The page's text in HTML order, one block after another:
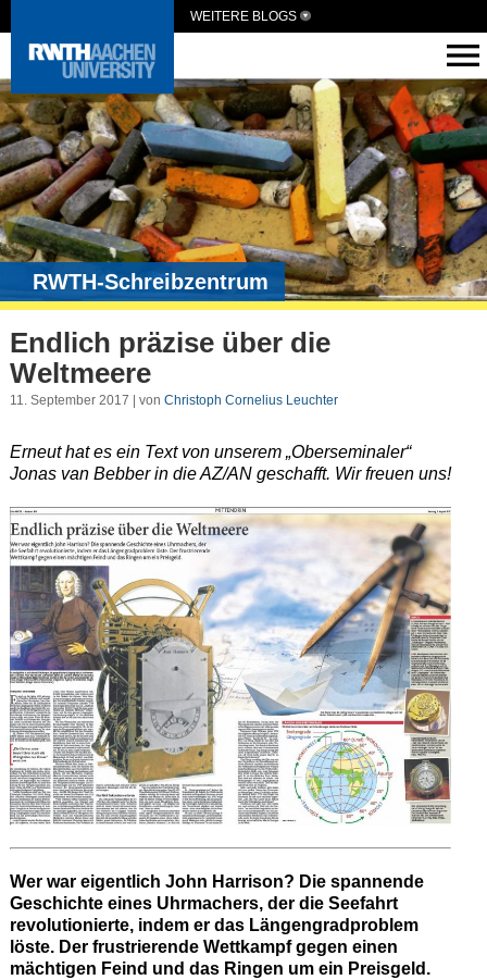
WEITERE BLOGS
RWTH-Schreibzentrum
Endlich präzise über die
Weltmeere
11. September 2017 | von Christoph Cornelius Leuchter
Erneut hat es ein Text von unserem „Oberseminaler“
Jonas van Bebber in die AZ/AN geschafft. Wir freuen uns!
Wer war eigentlich John Harrison? Die spannende
Geschichte eines Uhrmachers, der die Seefahrt
revolutionierte, indem er das Längengradproblem
löste. Der frustrierende Wettkampf gegen einen
mächtigen Feind und das Ringen um ein Preisgeld.